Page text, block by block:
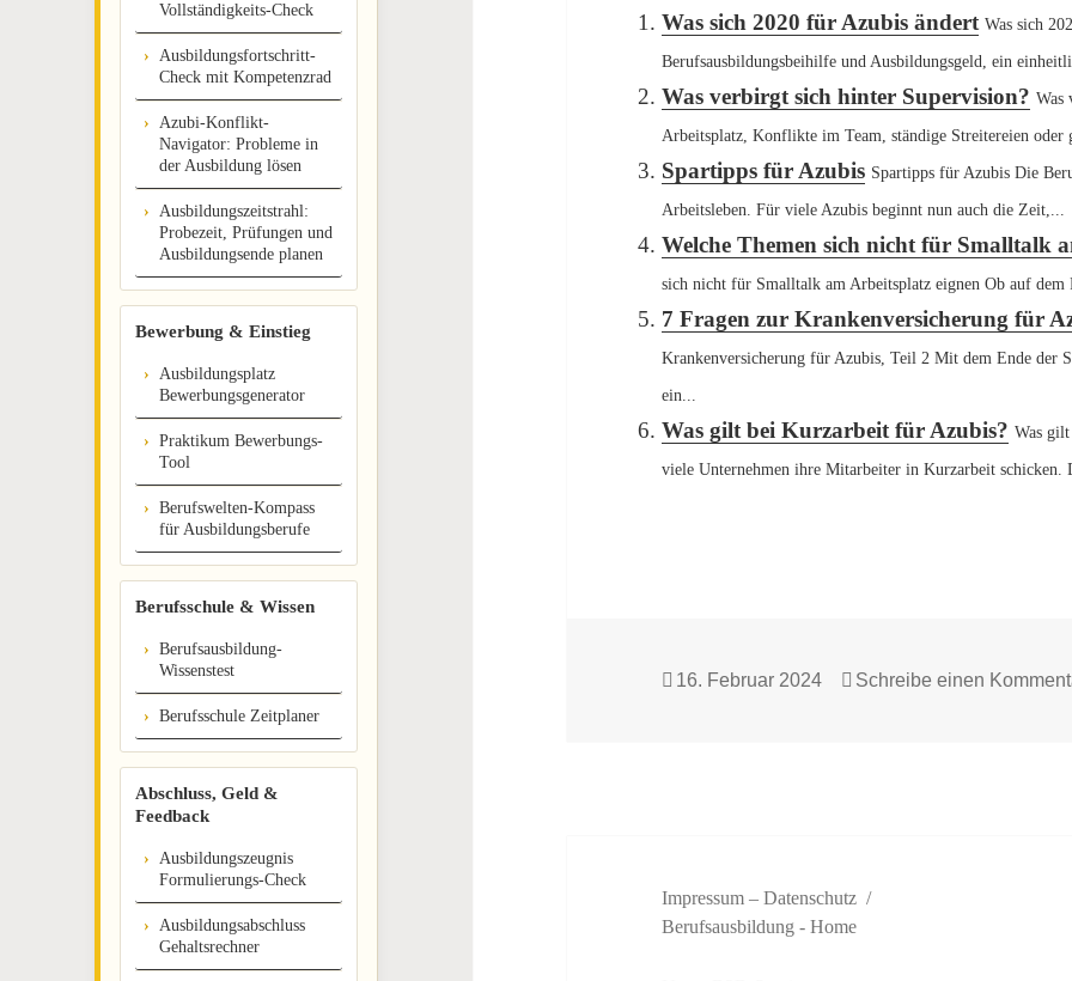
Vollständigkeits-Check
Ausbildungsfortschritt-
Check mit Kompetenzrad
Azubi-Konflikt-
Navigator: Probleme in
der Ausbildung lösen
Ausbildungszeitstrahl:
Probezeit, Prüfungen und
Ausbildungsende planen
Bewerbung & Einstieg
Ausbildungsplatz
Bewerbungsgenerator
Praktikum Bewerbungs-
Tool
Berufswelten-Kompass
für Ausbildungsberufe
Berufsschule & Wissen
Berufsausbildung-
Wissenstest
Berufsschule Zeitplaner
Abschluss, Geld &
Feedback
Ausbildungszeugnis
Formulierungs-Check
Ausbildungsabschluss
Gehaltsrechner
Was sich 2020 für Azubis ändert Was sich
Berufsausbildungsbeihilfe und Ausbildungsgeld, ein
Was verbirgt sich hinter Supervision? Was
Arbeitsplatz, Konflikte im Team, ständige Streitereien oder
Spartipps für Azubis Spartipps für Azubis Die
Arbeitsleben. Für viele Azubis beginnt nun auch die Zeit,...
Welche Themen sich nicht für Smalltalk
sich nicht für Smalltalk am Arbeitsplatz eignen Ob auf dem
7 Fragen zur Krankenversicherung für
Krankenversicherung für Azubis, Teil 2 Mit dem Ende der
ein...
Was gilt bei Kurzarbeit für Azubis? Was
viele Unternehmen ihre Mitarbeiter in Kurzarbeit schicken.
Veröffentlicht
16. Februar 2024 Schreibe einen
Impressum – Datenschutz
Berufsausbildung - Home